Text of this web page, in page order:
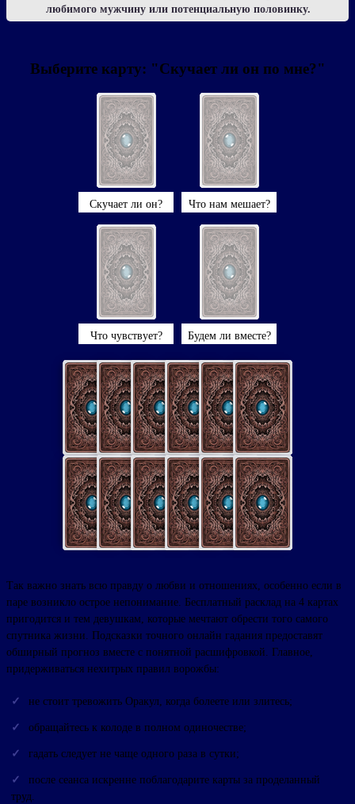
любимого мужчину или потенциальную половинку.
Выберите карту: "Скучает ли он по мне?"
Скучает ли он? Что нам мешает?
Что чувствует? Будем ли вместе?
Так важно знать всю правду о любви и отношениях, особенно если в
паре возникло острое непонимание. Бесплатный расклад на 4 картах
пригодится и тем девушкам, которые мечтают обрести того самого
спутника жизни. Подсказки точного онлайн гадания предоставят
обширный прогноз вместе с понятной расшифровкой. Главное,
придерживаться нехитрых правил ворожбы:
не стоит тревожить Оракул, когда болеете или злитесь;
обращайтесь к колоде в полном одиночестве;
гадать следует не чаще одного раза в сутки;
после сеанса искренне поблагодарите карты за проделанный
труд.